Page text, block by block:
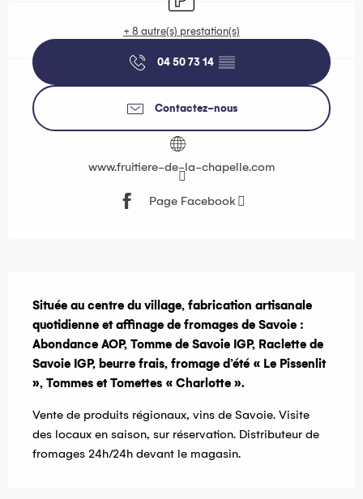
+ 8 autre(s) prestation(s)
04 50 73 14 ▒▒
Contactez-nous
www.fruitiere-de-la-chapelle.com
Page Facebook
Située au centre du village, fabrication artisanale
quotidienne et affinage de fromages de Savoie :
Abondance AOP, Tomme de Savoie IGP, Raclette de
Savoie IGP, beurre frais, fromage d’été « Le Pissenlit
», Tommes et Tomettes « Charlotte ».
Vente de produits régionaux, vins de Savoie. Visite
des locaux en saison, sur réservation. Distributeur de
fromages 24h/24h devant le magasin.